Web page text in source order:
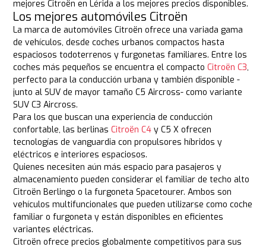
mejores Citroën en Lérida a los mejores precios disponibles.
Los mejores automóviles Citroën
La marca de automóviles Citroën ofrece una variada gama
de vehículos, desde coches urbanos compactos hasta
espaciosos todoterrenos y furgonetas familiares. Entre los
coches más pequeños se encuentra el compactoCitroën C3,
perfecto para la conducción urbana y también disponible -
junto al SUV de mayor tamaño C5 Aircross- como variante
SUV C3 Aircross.
Para los que buscan una experiencia de conducción
confortable, las berlinasCitroën C4 y C5 X ofrecen
tecnologías de vanguardia con propulsores híbridos y
eléctricos e interiores espaciosos.
Quienes necesiten aún más espacio para pasajeros y
almacenamiento pueden considerar el familiar de techo alto
Citroën Berlingo o la furgoneta Spacetourer. Ambos son
vehículos multifuncionales que pueden utilizarse como coche
familiar o furgoneta y están disponibles en eficientes
variantes eléctricas.
Citroën ofrece precios globalmente competitivos para sus